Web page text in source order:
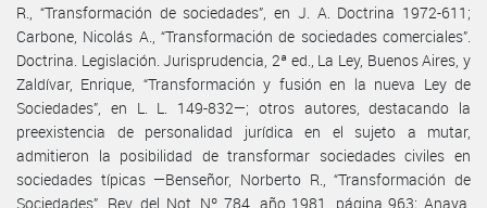
R., “Transformación de sociedades”, en J. A. Doctrina 1972-611;
Carbone, Nicolás A., “Transformación de sociedades comerciales”.
Doctrina. Legislación. Jurisprudencia, 2ª ed., La Ley, Buenos Aires, y
Zaldívar, Enrique, “Transformación y fusión en la nueva Ley de
Sociedades”, en L. L. 149-832—; otros autores, destacando la
preexistencia de personalidad jurídica en el sujeto a mutar,
admitieron la posibilidad de transformar sociedades civiles en
sociedades típicas —Benseñor, Norberto R., “Transformación de
Sociedades”. Rev. del Not. Nº 784, año 1981, página 963; Anaya,